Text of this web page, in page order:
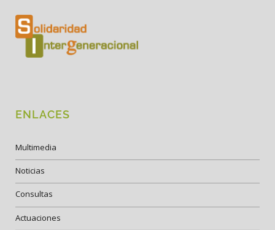
ENLACES
Multimedia
Noticias
Consultas
Actuaciones